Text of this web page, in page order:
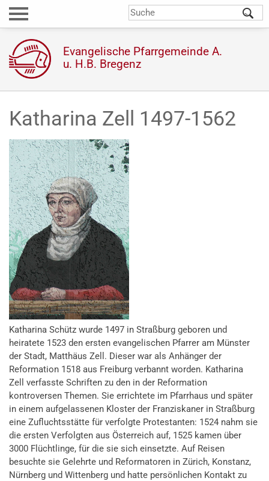
Direkt
zum
Evangelische Pfarrgemeinde A.
u. H.B. Bregenz
Suchformular
Katharina Zell 1497-1562
Katharina Schütz wurde 1497 in Straßburg geboren und
heiratete 1523 den ersten evangelischen Pfarrer am Münster
der Stadt, Matthäus Zell. Dieser war als Anhänger der
Reformation 1518 aus Freiburg verbannt worden. Katharina
Zell verfasste Schriften zu den in der Reformation
kontroversen Themen. Sie errichtete im Pfarrhaus und später
in einem aufgelassenen Kloster der Franziskaner in Straßburg
eine Zufluchtsstätte für verfolgte Protestanten: 1524 nahm sie
die ersten Verfolgten aus Österreich auf, 1525 kamen über
3000 Flüchtlinge, für die sie sich einsetzte. Auf Reisen
besuchte sie Gelehrte und Reformatoren in Zürich, Konstanz,
Nürnberg und Wittenberg und hatte persönlichen Kontakt zu